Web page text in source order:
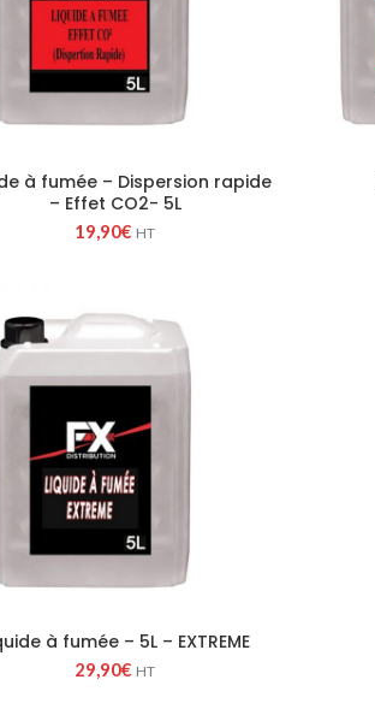
à fumée – Dispersion rapide
– Effet CO2- 5L
19,90€ HT
à fumée – 5L – EXTREME
29,90€ HT